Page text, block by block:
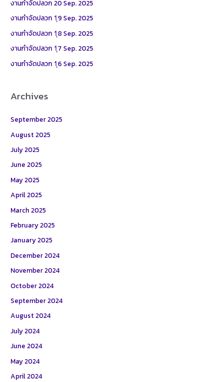
:
งานกำจัดปลวก 20 Sep. 2025
งานกำจัดปลวก 1ุ9 Sep. 2025
งานกำจัดปลวก 1ุ8 Sep. 2025
งานกำจัดปลวก 1ุ7 Sep. 2025
งานกำจัดปลวก 1ุ6 Sep. 2025
Archives
September 2025
August 2025
July 2025
June 2025
May 2025
April 2025
March 2025
February 2025
January 2025
December 2024
November 2024
October 2024
September 2024
August 2024
July 2024
June 2024
May 2024
April 2024